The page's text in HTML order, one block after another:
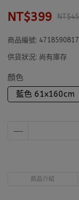
NT$399
商品編號:
供貨狀況: 尚有庫存
顏色
藍色 61x160cm
商品介紹